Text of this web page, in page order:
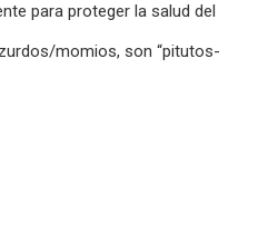
para proteger la salud del
momios, son “pitutos-